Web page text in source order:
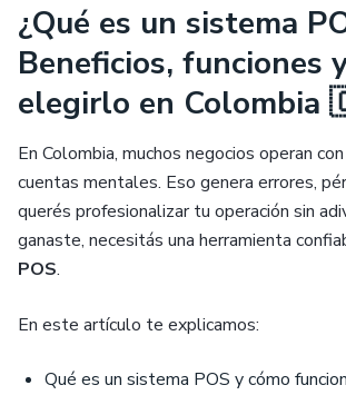
¿Qué es un sistema
Beneficios, funciones
elegirlo en
En Colombia, muchos negocios operan
cuentas mentales. Eso genera errores,
querés profesionalizar tu operación sin
ganaste, necesitás una herramienta
POS.
En este artículo te explicamos:
Qué es un sistema POS y cómo